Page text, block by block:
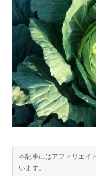
本記事にはアフィリエイ
います。